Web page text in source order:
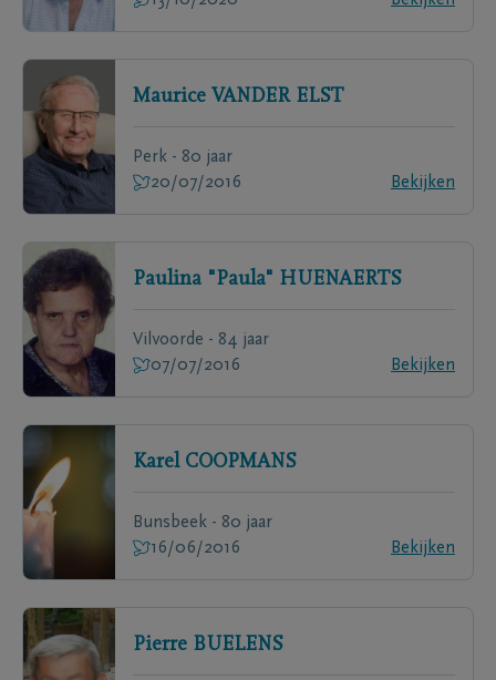
Maurice VANDER ELST
Perk - 80 jaar
20/07/2016
Bekijken
Paulina "Paula" HUENAERTS
Vilvoorde - 84 jaar
07/07/2016
Bekijken
Karel COOPMANS
Bunsbeek - 80 jaar
16/06/2016
Bekijken
Pierre BUELENS